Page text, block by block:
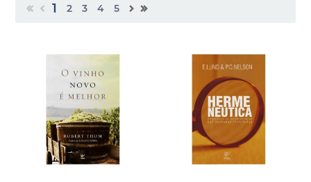
1 2 3 4 5